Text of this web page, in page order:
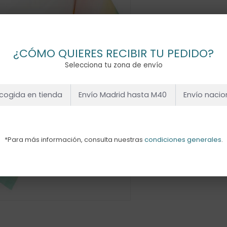
¿CÓMO QUIERES RECIBIR TU PEDIDO?
Selecciona tu zona de envío
en tienda Envío Madrid hasta M40 Envío
*Para más información, consulta nuestras condiciones generales.